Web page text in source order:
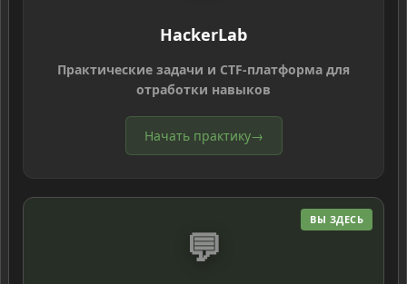
HackerLab
Практические задачи и CTF-платформа для
отработки навыков
Начать практику→
ВЫ ЗДЕСЬ
💬